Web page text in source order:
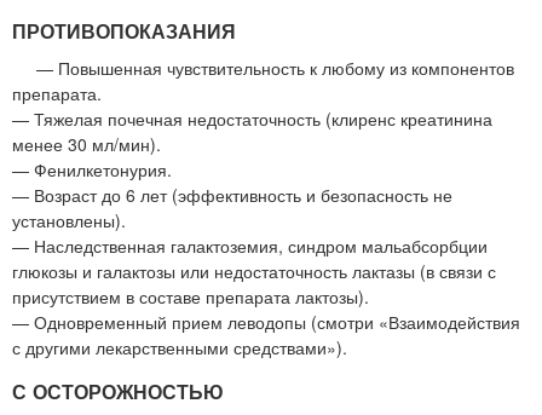
ПРОТИВОПОКАЗАНИЯ
— Повышенная чувствительность к любому из компонентов
препарата.
— Тяжелая почечная недостаточность (клиренс креатинина
менее 30 мл/мин).
— Фенилкетонурия.
— Возраст до 6 лет (эффективность и безопасность не
установлены).
— Наследственная галактоземия, синдром мальабсорбции
глюкозы и галактозы или недостаточность лактазы (в связи с
присутствием в составе препарата лактозы).
— Одновременный прием леводопы (смотри «Взаимодействия
с другими лекарственными средствами»).
С ОСТОРОЖНОСТЬЮ